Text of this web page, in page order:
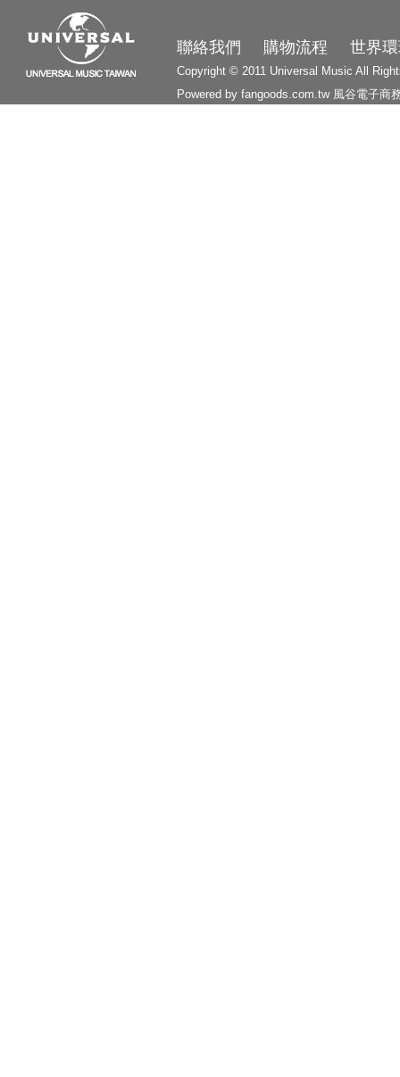
聯絡我們 購物流程 世界
Copyright © 2011 Universal Music All
Powered by fangoods.com.tw 風谷電子商